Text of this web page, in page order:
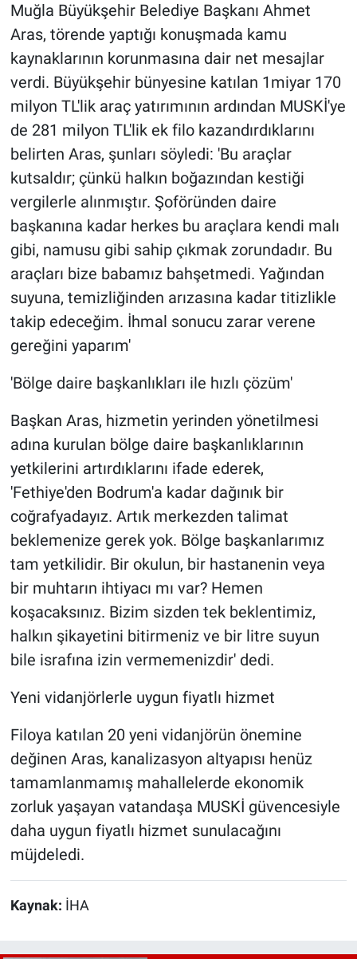
Muğla Büyükşehir Belediye Başkanı Ahmet
Aras, törende yaptığı konuşmada kamu
kaynaklarının korunmasına dair net mesajlar
verdi. Büyükşehir bünyesine katılan 1miyar 170
milyon TL'lik araç yatırımının ardından MUSKİ'ye
de 281 milyon TL'lik ek filo kazandırdıklarını
belirten Aras, şunları söyledi: 'Bu araçlar
kutsaldır; çünkü halkın boğazından kestiği
vergilerle alınmıştır. Şoföründen daire
başkanına kadar herkes bu araçlara kendi malı
gibi, namusu gibi sahip çıkmak zorundadır. Bu
araçları bize babamız bahşetmedi. Yağından
suyuna, temizliğinden arızasına kadar titizlikle
takip edeceğim. İhmal sonucu zarar verene
gereğini yaparım'
'Bölge daire başkanlıkları ile hızlı çözüm'
Başkan Aras, hizmetin yerinden yönetilmesi
adına kurulan bölge daire başkanlıklarının
yetkilerini artırdıklarını ifade ederek,
'Fethiye'den Bodrum'a kadar dağınık bir
coğrafyadayız. Artık merkezden talimat
beklemenize gerek yok. Bölge başkanlarımız
tam yetkilidir. Bir okulun, bir hastanenin veya
bir muhtarın ihtiyacı mı var? Hemen
koşacaksınız. Bizim sizden tek beklentimiz,
halkın şikayetini bitirmeniz ve bir litre suyun
bile israfına izin vermemenizdir' dedi.
Yeni vidanjörlerle uygun fiyatlı hizmet
Filoya katılan 20 yeni vidanjörün önemine
değinen Aras, kanalizasyon altyapısı henüz
tamamlanmamış mahallelerde ekonomik
zorluk yaşayan vatandaşa MUSKİ güvencesiyle
daha uygun fiyatlı hizmet sunulacağını
müjdeledi.
Kaynak: İHA